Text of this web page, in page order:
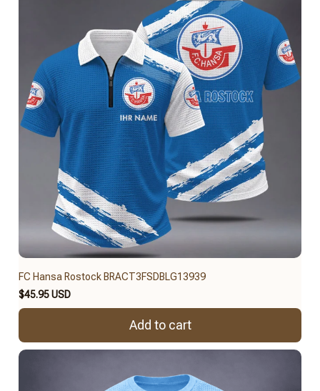
FC Hansa Rostock BRACT3FSDBLG13939
$45.95 USD
Add to cart